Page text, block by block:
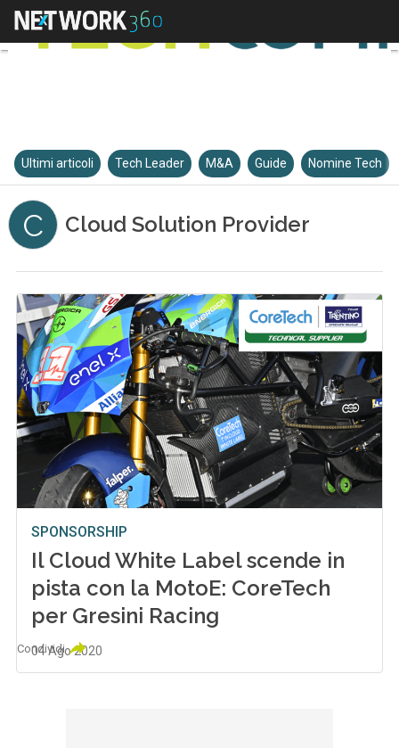
Ultimi articoli Tech Leader M&A Guide Nomine Tech
C Cloud Solution Provider
SPONSORSHIP
Il Cloud White Label scende in
pista con la MotoE: CoreTech
per Gresini Racing
04 Ago 2020
Condividi